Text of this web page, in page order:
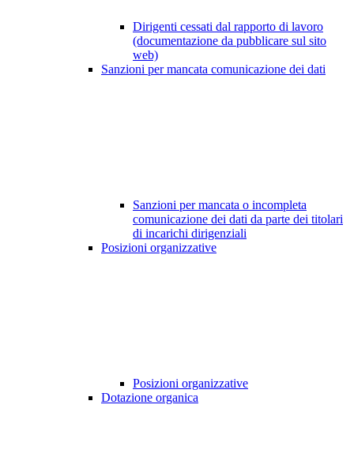
Dirigenti cessati dal rapporto di lavoro
(documentazione da pubblicare sul sito
web)
Sanzioni per mancata comunicazione dei dati
Sanzioni per mancata o incompleta
comunicazione dei dati da parte dei titolari
di incarichi dirigenziali
Posizioni organizzative
Posizioni organizzative
Dotazione organica